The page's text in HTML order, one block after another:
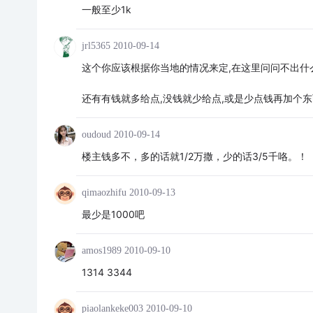
一般至少1k
jrl5365 2010-09-14
这个你应该根据你当地的情况来定,在这里问问不出什
还有有钱就多给点,没钱就少给点,或是少点钱再加个
oudoud 2010-09-14
楼主钱多不，多的话就1/2万撒，少的话3/5千咯。！
qimaozhifu 2010-09-13
最少是1000吧
amos1989 2010-09-10
1314 3344
piaolankeke003 2010-09-10